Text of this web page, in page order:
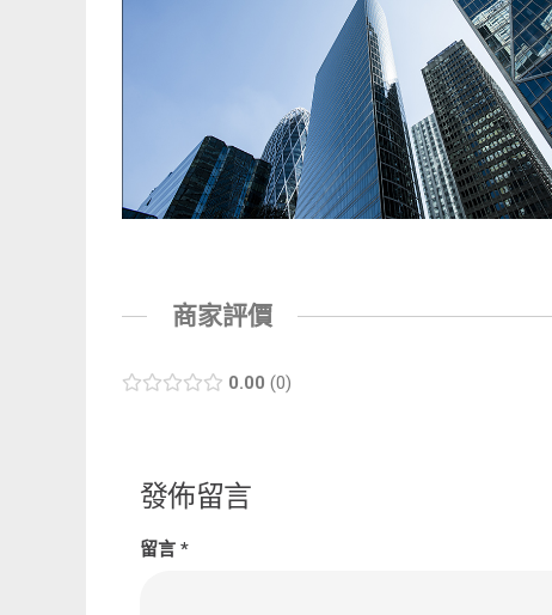
商家評價
0.00 0
發佈留言
留言 *